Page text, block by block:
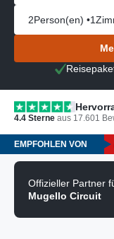
2Person(en) •1
4.4 Sterne aus 17.601
EMPFOHLEN VON
Offizieller Partner
Mugello Circuit